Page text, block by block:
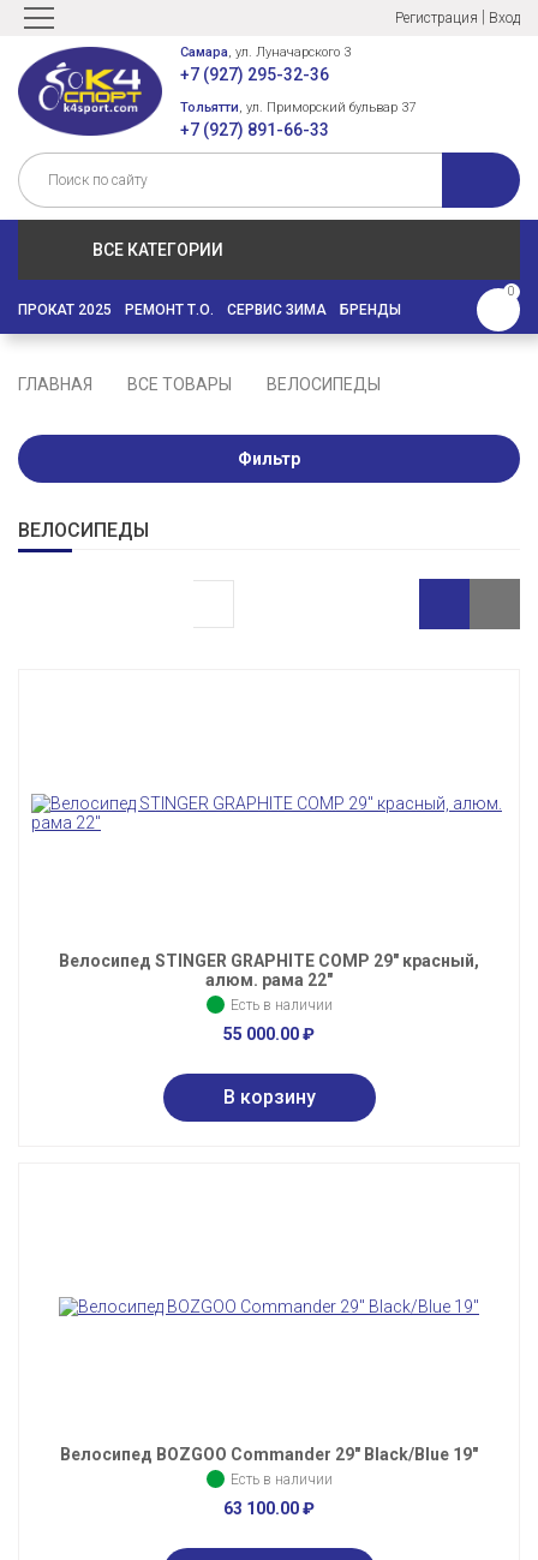
Регистрация Вход
Самара, ул. Луначарского 3
+7 (927) 295-32-36
Тольятти, ул. Приморский бульвар 37
+7 (927) 891-66-33
ВСЕ КАТЕГОРИИ
ПРОКАТ 2025 РЕМОНТ Т.О. СЕРВИС ЗИМА БРЕНДЫ
0
ГЛАВНАЯ ВСЕ ТОВАРЫ ВЕЛОСИПЕДЫ
Фильтр
ВЕЛОСИПЕДЫ
Велосипед STINGER GRAPHITE COMP 29" красный,
алюм. рама 22"
Есть в наличии
55 000.00₽
Велосипед BOZGOO Commander 29" Black/Blue 19"
Есть в наличии
63 100.00₽